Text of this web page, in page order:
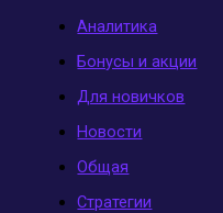
Аналитика
Бонусы и акции
Для новичков
Новости
Общая
Стратегии